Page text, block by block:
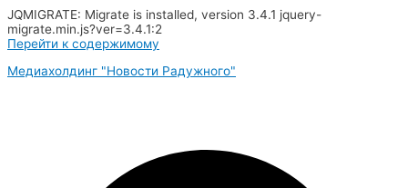
JQMIGRATE: Migrate is installed, version 3.4.1 jquery-
migrate.min.js?ver=3.4.1:2
Перейти к содержимому
Медиахолдинг "Новости Радужного"